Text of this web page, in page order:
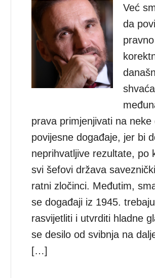
Već
da
prava primjenjivati na neke
povijesne događaje, jer bi
neprihvatljive rezultate, po
svi šefovi država
ratni zločinci. Međutim,
se događaji iz 1945. trebaju
rasvijetliti i utvrditi hladne
se desilo od svibnja na
[…]